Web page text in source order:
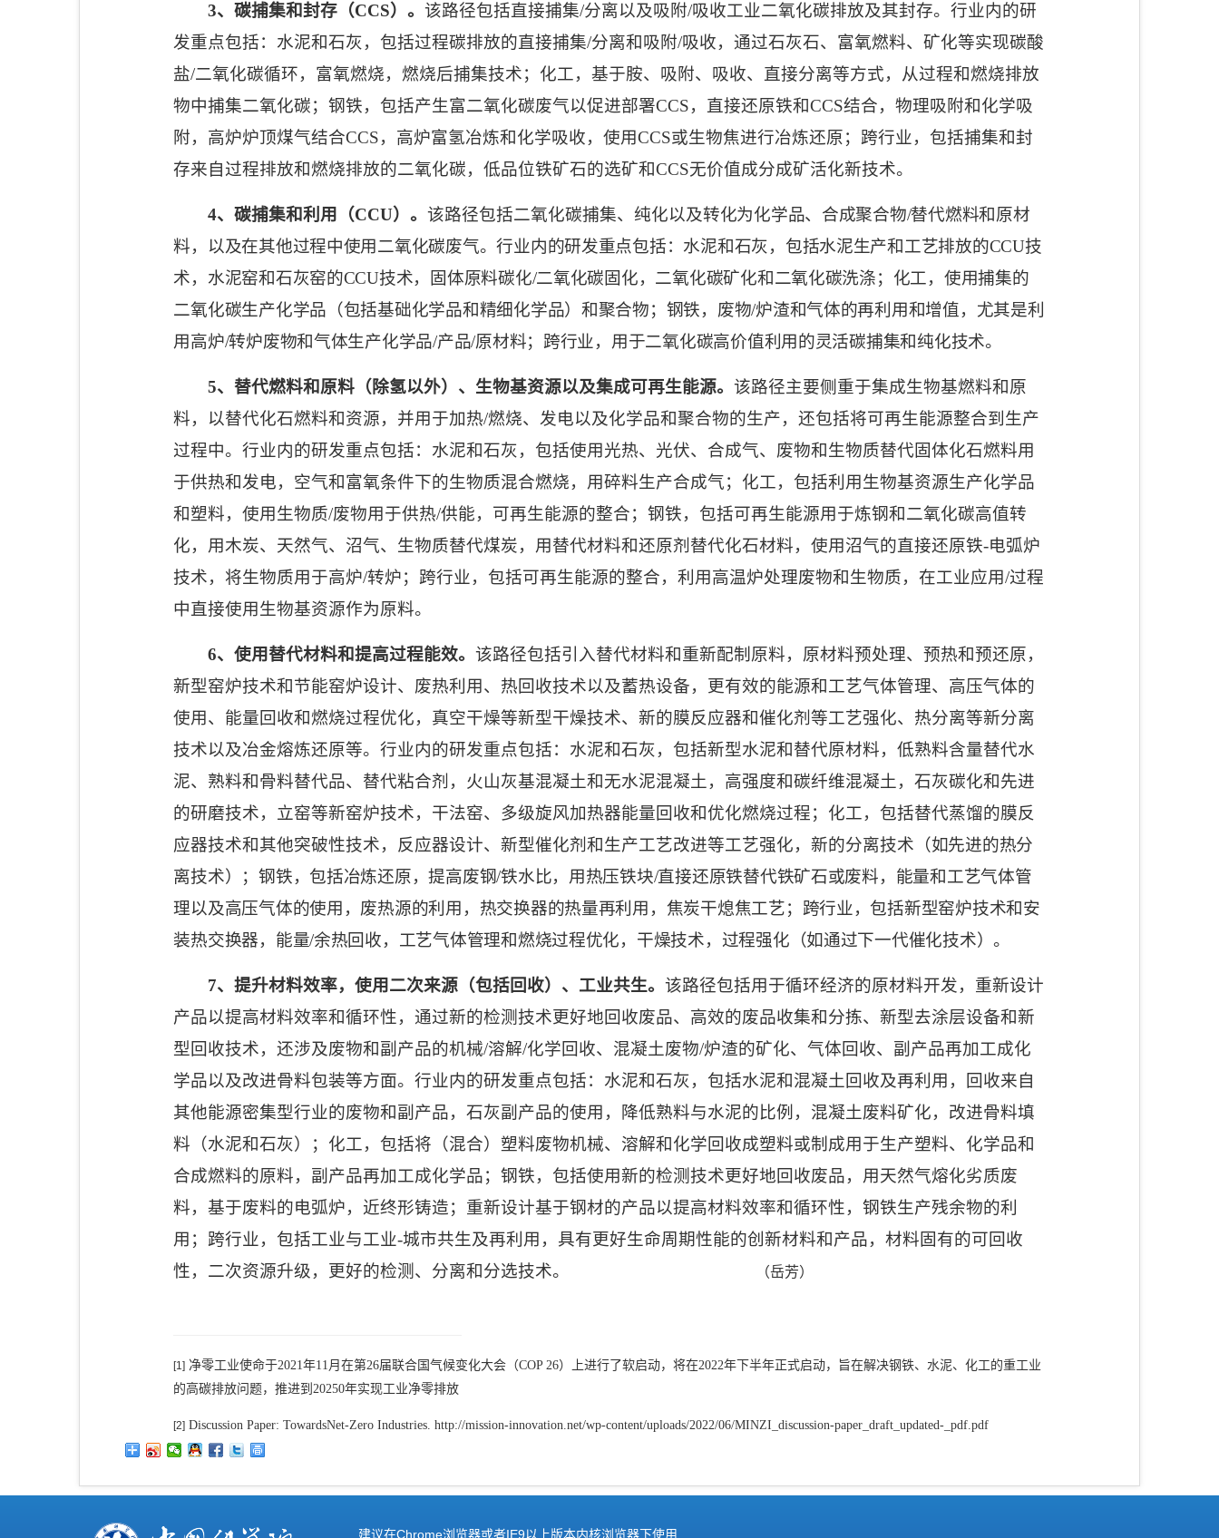
3、碳捕集和封存（CCS）。 该路径包括直接捕集/分离以及吸附/吸收工业二氧化碳排放及其封存。行业内的研
发重点包括：水泥和石灰，包括过程碳排放的直接捕集/分离和吸附/吸收，通过石灰石、富氧燃料、矿化等实现碳酸
盐/二氧化碳循环，富氧燃烧，燃烧后捕集技术；化工，基于胺、吸附、吸收、直接分离等方式，从过程和燃烧排放
物中捕集二氧化碳；钢铁，包括产生富二氧化碳废气以促进部署CCS，直接还原铁和CCS结合，物理吸附和化学吸
附，高炉炉顶煤气结合CCS，高炉富氢冶炼和化学吸收，使用CCS或生物焦进行冶炼还原；跨行业，包括捕集和封
存来自过程排放和燃烧排放的二氧化碳，低品位铁矿石的选矿和CCS无价值成分成矿活化新技术。
4、碳捕集和利用（CCU）。 该路径包括二氧化碳捕集、纯化以及转化为化学品、合成聚合物/替代燃料和原材
料，以及在其他过程中使用二氧化碳废气。行业内的研发重点包括：水泥和石灰，包括水泥生产和工艺排放的CCU技
术，水泥窑和石灰窑的CCU技术，固体原料碳化/二氧化碳固化，二氧化碳矿化和二氧化碳洗涤；化工，使用捕集的
二氧化碳生产化学品（包括基础化学品和精细化学品）和聚合物；钢铁，废物/炉渣和气体的再利用和增值，尤其是利
用高炉/转炉废物和气体生产化学品/产品/原材料；跨行业，用于二氧化碳高价值利用的灵活碳捕集和纯化技术。
5、替代燃料和原料（除氢以外）、生物基资源以及集成可再生能源。 该路径主要侧重于集成生物基燃料和原
料，以替代化石燃料和资源，并用于加热/燃烧、发电以及化学品和聚合物的生产，还包括将可再生能源整合到生产
过程中。行业内的研发重点包括：水泥和石灰，包括使用光热、光伏、合成气、废物和生物质替代固体化石燃料用
于供热和发电，空气和富氧条件下的生物质混合燃烧，用碎料生产合成气；化工，包括利用生物基资源生产化学品
和塑料，使用生物质/废物用于供热/供能，可再生能源的整合；钢铁，包括可再生能源用于炼钢和二氧化碳高值转
化，用木炭、天然气、沼气、生物质替代煤炭，用替代材料和还原剂替代化石材料，使用沼气的直接还原铁-电弧炉
技术，将生物质用于高炉/转炉；跨行业，包括可再生能源的整合，利用高温炉处理废物和生物质，在工业应用/过程
中直接使用生物基资源作为原料。
6、使用替代材料和提高过程能效。 该路径包括引入替代材料和重新配制原料，原材料预处理、预热和预还原，
新型窑炉技术和节能窑炉设计、废热利用、热回收技术以及蓄热设备，更有效的能源和工艺气体管理、高压气体的
使用、能量回收和燃烧过程优化，真空干燥等新型干燥技术、新的膜反应器和催化剂等工艺强化、热分离等新分离
技术以及冶金熔炼还原等。行业内的研发重点包括：水泥和石灰，包括新型水泥和替代原材料，低熟料含量替代水
泥、熟料和骨料替代品、替代粘合剂，火山灰基混凝土和无水泥混凝土，高强度和碳纤维混凝土，石灰碳化和先进
的研磨技术，立窑等新窑炉技术，干法窑、多级旋风加热器能量回收和优化燃烧过程；化工，包括替代蒸馏的膜反
应器技术和其他突破性技术，反应器设计、新型催化剂和生产工艺改进等工艺强化，新的分离技术（如先进的热分
离技术）；钢铁，包括冶炼还原，提高废钢/铁水比，用热压铁块/直接还原铁替代铁矿石或废料，能量和工艺气体管
理以及高压气体的使用，废热源的利用，热交换器的热量再利用，焦炭干熄焦工艺；跨行业，包括新型窑炉技术和安
装热交换器，能量/余热回收，工艺气体管理和燃烧过程优化，干燥技术，过程强化（如通过下一代催化技术）。
7、提升材料效率，使用二次来源（包括回收）、工业共生。 该路径包括用于循环经济的原材料开发，重新设计
产品以提高材料效率和循环性，通过新的检测技术更好地回收废品、高效的废品收集和分拣、新型去涂层设备和新
型回收技术，还涉及废物和副产品的机械/溶解/化学回收、混凝土废物/炉渣的矿化、气体回收、副产品再加工成化
学品以及改进骨料包装等方面。行业内的研发重点包括：水泥和石灰，包括水泥和混凝土回收及再利用，回收来自
其他能源密集型行业的废物和副产品，石灰副产品的使用，降低熟料与水泥的比例，混凝土废料矿化，改进骨料填
料（水泥和石灰）；化工，包括将（混合）塑料废物机械、溶解和化学回收成塑料或制成用于生产塑料、化学品和
合成燃料的原料，副产品再加工成化学品；钢铁，包括使用新的检测技术更好地回收废品，用天然气熔化劣质废
料，基于废料的电弧炉，近终形铸造；重新设计基于钢材的产品以提高材料效率和循环性，钢铁生产残余物的利
用；跨行业，包括工业与工业-城市共生及再利用，具有更好生命周期性能的创新材料和产品，材料固有的可回收
性，二次资源升级，更好的检测、分离和分选技术。
（岳芳）
[1] 净零工业使命于2021年11月在第26届联合国气候变化大会（COP 26）上进行了软启动，将在2022年下半年正式启动，旨在解决钢铁、水泥、化工的重工业
的高碳排放问题，推进到20250年实现工业净零排放
[2] Discussion Paper: TowardsNet-Zero Industries. http://mission-innovation.net/wp-content/uploads/2022/06/MINZI_discussion-paper_draft_updated-_pdf.pdf
建议在Chrome浏览器或者IE9以上版本内核浏览器下使用